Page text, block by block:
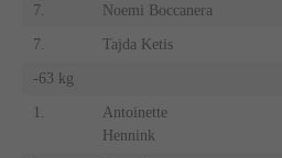
7. Noemi Boccanera
7. Tajda Ketis
-63 kg
1.
Antoinette
Hennink